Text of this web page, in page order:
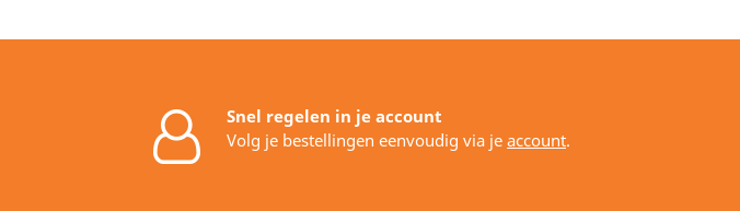
Snel regelen in je account
Volg je bestellingen eenvoudig via je account.